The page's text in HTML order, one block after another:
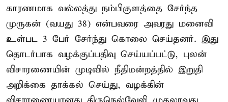
காரணமாக வல்லத்து நம்பிகுளத்தை சேர்ந்த
முருகன் (வயது 38) என்பவரை அவரது மனைவி
உள்பட 3 பேர் சேர்ந்து கொலை செய்தனர். இது
தொடர்பாக வழக்குப்பதிவு செய்யப்பட்டு, புலன்
விசாரணையின் முடிவில் நீதிமன்றத்தில் இறுதி
அறிக்கை தாக்கல் செய்து, வழக்கின்